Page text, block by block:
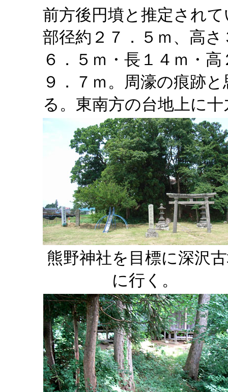
前方後円墳と推定され
部径約２７．５ｍ、高
６．５ｍ・長１４ｍ・
９．７ｍ。周濠の痕跡
る。東南方の台地上に
熊野神社を目標に深沢
に行く。